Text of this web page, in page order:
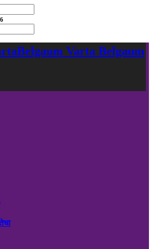
Belgaum Varta Belgaum